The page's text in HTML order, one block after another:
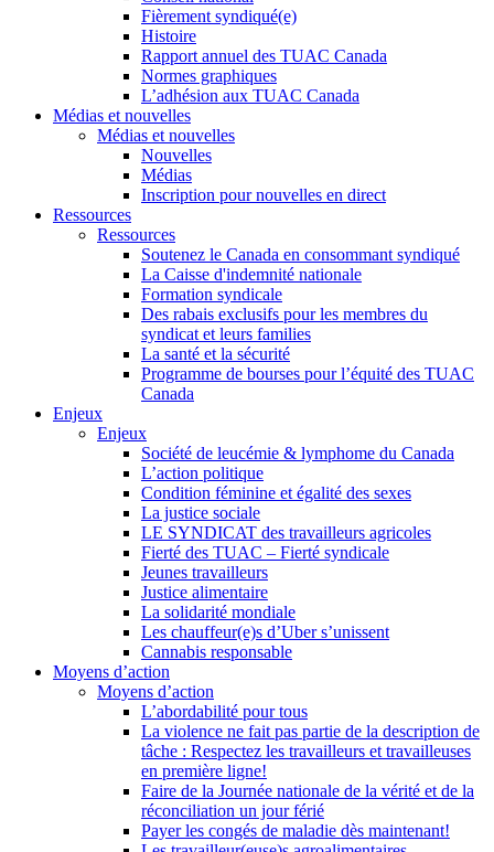
Fièrement syndiqué(e)
Histoire
Rapport annuel des TUAC Canada
Normes graphiques
L’adhésion aux TUAC Canada
Médias et nouvelles
Médias et nouvelles
Nouvelles
Médias
Inscription pour nouvelles en direct
Ressources
Ressources
Soutenez le Canada en consommant syndiqué
La Caisse d'indemnité nationale
Formation syndicale
Des rabais exclusifs pour les membres du
syndicat et leurs families
La santé et la sécurité
Programme de bourses pour l’équité des TUAC
Canada
Enjeux
Enjeux
Société de leucémie & lymphome du Canada
L’action politique
Condition féminine et égalité des sexes
La justice sociale
LE SYNDICAT des travailleurs agricoles
Fierté des TUAC – Fierté syndicale
Jeunes travailleurs
Justice alimentaire
La solidarité mondiale
Les chauffeur(e)s d’Uber s’unissent
Cannabis responsable
Moyens d’action
Moyens d’action
L’abordabilité pour tous
La violence ne fait pas partie de la description de
tâche : Respectez les travailleurs et travailleuses
en première ligne!
Faire de la Journée nationale de la vérité et de la
réconciliation un jour férié
Payer les congés de maladie dès maintenant!